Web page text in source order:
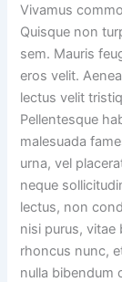
Vivamus
Quisque non
sem. Mauris
eros velit.
lectus velit
Pellentesque
malesuada
urna, vel
neque
lectus, non
nisi purus, vitae
rhoncus nunc,
nulla bibendum